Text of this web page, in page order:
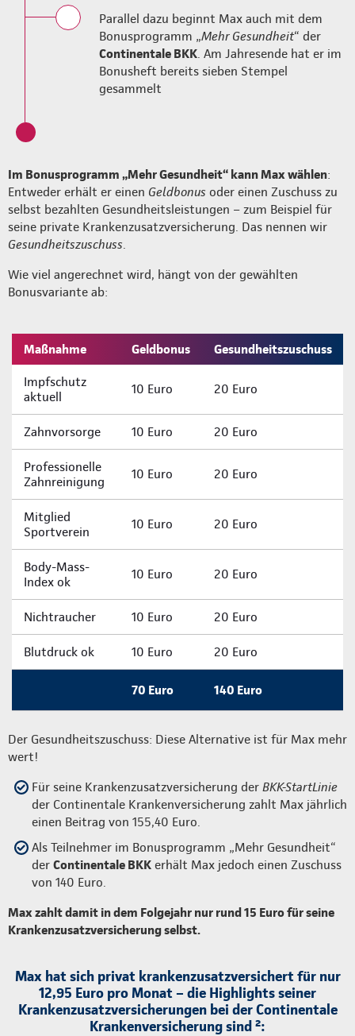
Parallel dazu beginnt Max auch mit dem
Bonusprogramm „Mehr Gesundheit“ der
Continentale BKK. Am Jahresende hat er im
Bonusheft bereits sieben Stempel
gesammelt
Im Bonusprogramm „Mehr Gesundheit“ kann Max wählen:
Entweder erhält er einen Geldbonus oder einen Zuschuss zu
selbst bezahlten Gesundheitsleistungen – zum Beispiel für
seine private Krankenzusatzversicherung. Das nennen wir
Gesundheitszuschuss.
Wie viel angerechnet wird, hängt von der gewählten
Bonusvariante ab:
Maßnahme Geldbonus Gesundheitszuschuss
Impfschutz
aktuell
10 Euro 20 Euro
Zahnvorsorge 10 Euro 20 Euro
Professionelle
Zahnreinigung
10 Euro 20 Euro
Mitglied
Sportverein
10 Euro 20 Euro
Body-Mass-
Index ok
10 Euro 20 Euro
Nichtraucher 10 Euro 20 Euro
Blutdruck ok 10 Euro 20 Euro
70 Euro 140 Euro
Der Gesundheitszuschuss: Diese Alternative ist für Max mehr
wert!
Für seine Krankenzusatzversicherung der BKK-StartLinie
der Continentale Krankenversicherung zahlt Max jährlich
einen Beitrag von 155,40 Euro.
Als Teilnehmer im Bonusprogramm „Mehr Gesundheit“
der Continentale BKK erhält Max jedoch einen Zuschuss
von 140 Euro.
Max zahlt damit in dem Folgejahr nur rund 15 Euro für seine
Krankenzusatzversicherung selbst.
Max hat sich privat krankenzusatzversichert für nur
12,95 Euro pro Monat – die Highlights seiner
Krankenzusatzversicherungen bei der Continentale
Krankenversicherung sind ²: